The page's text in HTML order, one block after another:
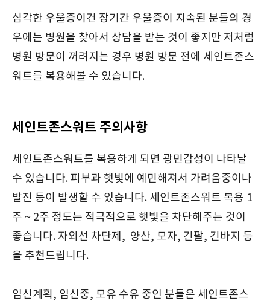
심각한 우울증이건 장기간 우울증이 지속된 분들의 경
우에는 병원을 찾아서 상담을 받는 것이 좋지만 저처럼
병원 방문이 꺼려지는 경우 병원 방문 전에 세인트존스
워트를 복용해볼 수 있습니다.
세인트존스워트 주의사항
세인트존스워트를 복용하게 되면 광민감성이 나타날
수 있습니다. 피부과 햇빛에 예민해져서 가려음중이나
발진 등이 발생할 수 있습니다. 세인트존스워트 복용 1
주 ~ 2주 정도는 적극적으로 햇빛을 차단해주는 것이
좋습니다. 자외선 차단제, 양산, 모자, 긴팔, 긴바지 등
을 추천드립니다.
임신계획, 임신중, 모유 수유 중인 분들은 세인트존스